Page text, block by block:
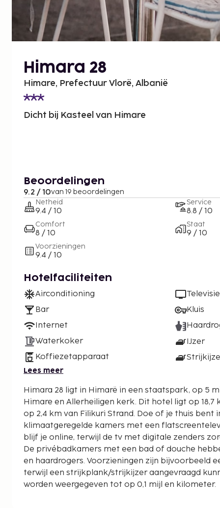
Himara 28
Himare, Prefectuur Vlorë, Albanië
Dicht bij Kasteel van Himare
Beoordelingen
9.2 / 10van 19 beoordelingen
Netheid
9.4 / 10
Comfort
8 / 10
Voorzieningen
9.4 / 10
Service
8.8 / 10
Staat
9 / 10
Hotelfaciliteiten
Airconditioning
Bar
Internet
Waterkoker
Koffiezetapparaat
Televisie
Kluis
IJzer
Lees meer
Himara 28 ligt in Himarë in een staatspark, op 5
Himare en Allerheiligen kerk. Dit hotel ligt op 18,7 km van Dhërmi Strand en
op 2,4 km van Filikuri Strand. Doe of je thuis bent
klimaatgeregelde kamers met een
blijf je online, terwijl de tv met digitale zenders
De privébadkamers met een bad of douche
en haardrogers. Voorzieningen zijn bijvoorbeeld
terwijl een strijkplank/strijkijzer aangevraagd
worden weergegeven tot op 0,1 mijl en kilometer.